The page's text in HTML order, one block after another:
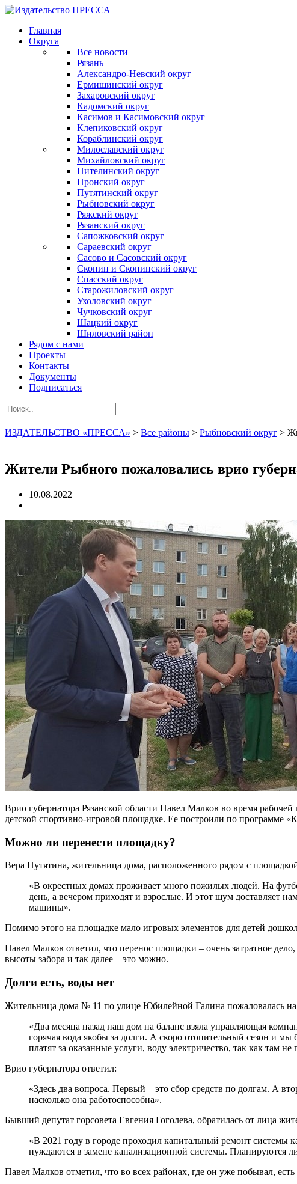
Главная
Округа
Все новости
Рязань
Александро-Невский округ
Ермишинский округ
Захаровский округ
Кадомский округ
Касимов и Касимовский округ
Клепиковский округ
Кораблинский округ
Милославский округ
Михайловский округ
Пителинский округ
Пронский округ
Путятинский округ
Рыбновский округ
Ряжский округ
Рязанский округ
Сапожковский округ
Сараевский округ
Сасово и Сасовский округ
Скопин и Скопинский округ
Спасский округ
Старожиловский округ
Ухоловский округ
Чучковский округ
Шацкий округ
Шиловский район
Рядом с нами
Проекты
Контакты
Документы
Подписаться
ИЗДАТЕЛЬСТВО «ПРЕССА» > Все районы > Рыбновский округ >
Жители Рыбного пожаловались врио
10.08.2022
Врио губернатора Рязанской области Павел Малков во время
детской спортивно-игровой площадке. Ее построили по программе
Можно ли перенести площадку?
Вера Путятина, жительница дома, расположенного рядом с
«В окрестных домах проживает много пожилых людей. На
день, а вечером приходят и взрослые. И этот шум доставляет
машины».
Помимо этого на площадке мало игровых элементов для детей
Павел Малков ответил, что перенос площадки – очень затратное
высоты забора и так далее – это можно.
Долги есть, воды нет
Жительница дома № 11 по улице Юбилейной Галина пожаловалась
«Два месяца назад наш дом на баланс взяла управляющая
горячая вода якобы за долги. А скоро отопительный сезон и
платят за оказанные услуги, воду электричество, так как там
Врио губернатора ответил:
«Здесь два вопроса. Первый – это сбор средств по долгам. А
насколько она работоспособна».
Бывший депутат горсовета Евгения Гоголева, обратилась от лица
«В 2021 году в городе проходил капитальный ремонт
нуждаются в замене канализационной системы. Планируются
Павел Малков отметил, что во всех районах, где он уже побывал,